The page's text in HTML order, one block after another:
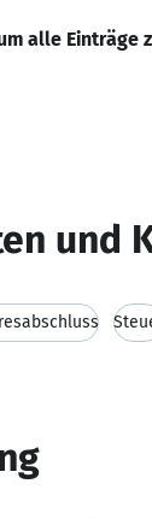
alle Einträge
und